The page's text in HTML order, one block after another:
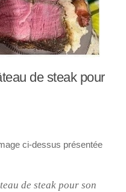
de steak pour
ci-dessus présentée
de steak pour son